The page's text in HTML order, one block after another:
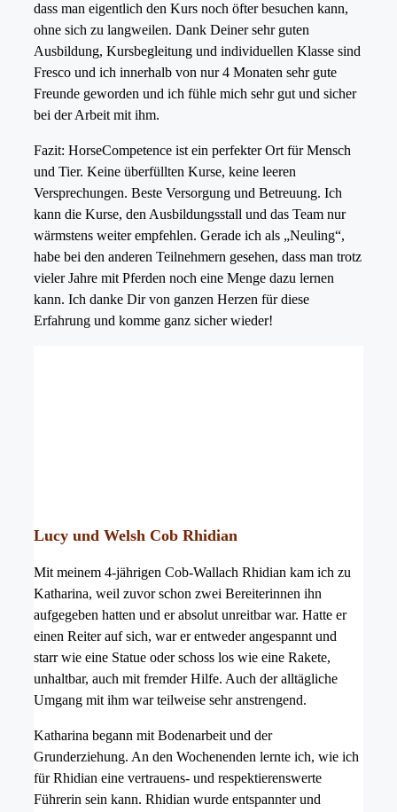
dass man eigentlich den Kurs noch öfter besuchen kann,
ohne sich zu langweilen. Dank Deiner sehr guten
Ausbildung, Kursbegleitung und individuellen Klasse sind
Fresco und ich innerhalb von nur 4 Monaten sehr gute
Freunde geworden und ich fühle mich sehr gut und sicher
bei der Arbeit mit ihm.
Fazit: HorseCompetence ist ein perfekter Ort für Mensch
und Tier. Keine überfüllten Kurse, keine leeren
Versprechungen. Beste Versorgung und Betreuung. Ich
kann die Kurse, den Ausbildungsstall und das Team nur
wärmstens weiter empfehlen. Gerade ich als „Neuling“,
habe bei den anderen Teilnehmern gesehen, dass man trotz
vieler Jahre mit Pferden noch eine Menge dazu lernen
kann. Ich danke Dir von ganzen Herzen für diese
Erfahrung und komme ganz sicher wieder!
Lucy und Welsh Cob Rhidian
Mit meinem 4-jährigen Cob-Wallach Rhidian kam ich zu
Katharina, weil zuvor schon zwei Bereiterinnen ihn
aufgegeben hatten und er absolut unreitbar war. Hatte er
einen Reiter auf sich, war er entweder angespannt und
starr wie eine Statue oder schoss los wie eine Rakete,
unhaltbar, auch mit fremder Hilfe. Auch der alltägliche
Umgang mit ihm war teilweise sehr anstrengend.
Katharina begann mit Bodenarbeit und der
Grunderziehung. An den Wochenenden lernte ich, wie ich
für Rhidian eine vertrauens- und respektierenswerte
Führerin sein kann. Rhidian wurde entspannter und